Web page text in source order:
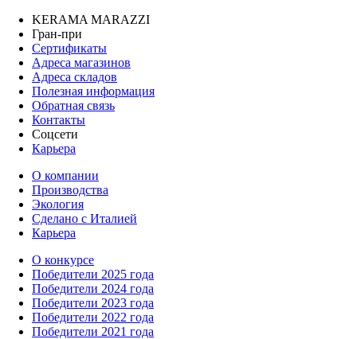
KERAMA MARAZZI
Гран-при
Сертификаты
Адреса магазинов
Адреса складов
Полезная информация
Обратная связь
Контакты
Соцсети
Карьера
О компании
Производства
Экология
Сделано с Италией
Карьера
О конкурсе
Победители 2025 года
Победители 2024 года
Победители 2023 года
Победители 2022 года
Победители 2021 года